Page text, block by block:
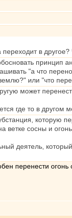
в
принцип
"а что
или "что
может
где то в
которую
сосны и
деятель,
перенести